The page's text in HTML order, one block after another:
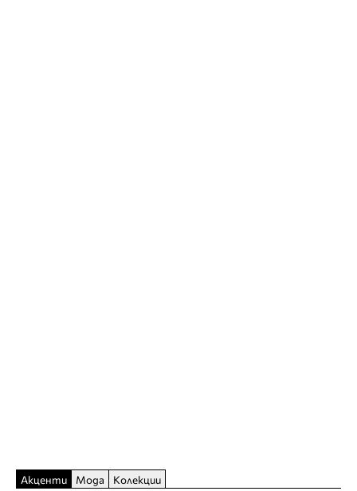
Акценти Мода Колекции